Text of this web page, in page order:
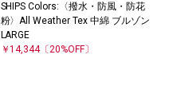
SHIPS Colors:〈撥水・防風・防花
粉〉All Weather Tex 中綿 ブルゾン
LARGE
￥14,344〔20%OFF〕